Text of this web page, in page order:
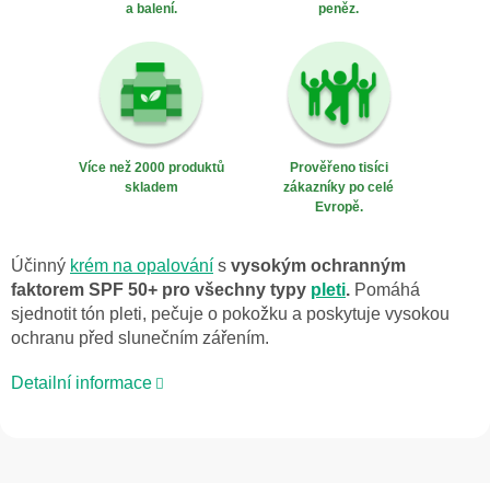
a balení.
peněz.
Více než 2000 produktů
skladem
Prověřeno tisíci
zákazníky po celé
Evropě.
Účinný krém na opalování s vysokým ochranným
faktorem SPF 50+ pro všechny typy pleti. Pomáhá
sjednotit tón pleti, pečuje o pokožku a poskytuje vysokou
ochranu před slunečním zářením.
Detailní informace